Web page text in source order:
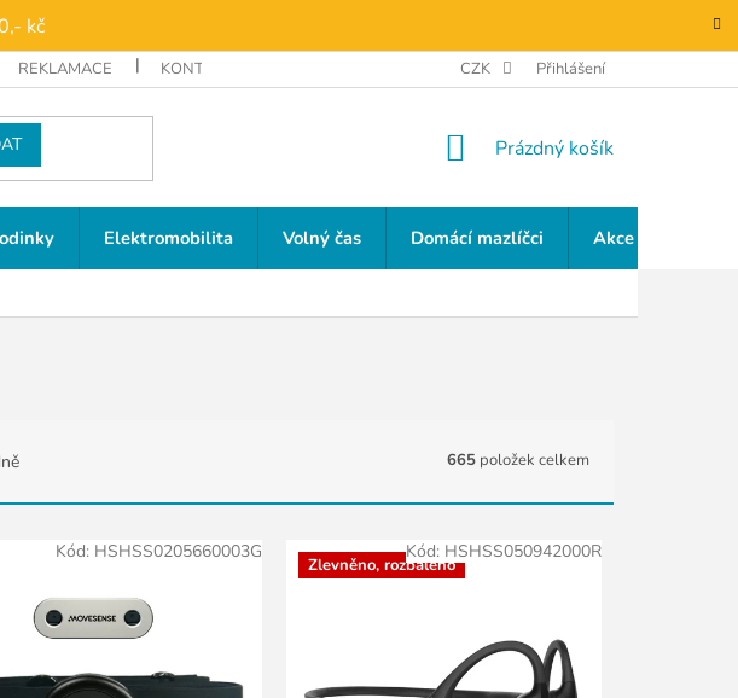
kč
REKLAMACE KONTAKTY CZK Přihlášení
NÁKUPNÍ
Prázdný košík
Elektromobilita Volný čas Domácí mazlíčci Akce a slevy
665 položek celkem
Kód: HSHSS0205660003G
Zlevněno, rozbaleno
Kód: HSHSS050942000R